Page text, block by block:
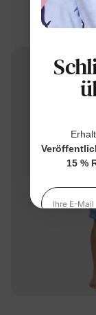
15 %
Ihre E-Mail
Indem